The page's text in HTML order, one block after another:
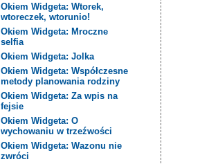
Okiem Widgeta: Wtorek,
wtoreczek, wtorunio!
Okiem Widgeta: Mroczne
selfia
Okiem Widgeta: Jolka
Okiem Widgeta: Współczesne
metody planowania rodziny
Okiem Widgeta: Za wpis na
fejsie
Okiem Widgeta: O
wychowaniu w trzeźwości
Okiem Widgeta: Wazonu nie
zwróci